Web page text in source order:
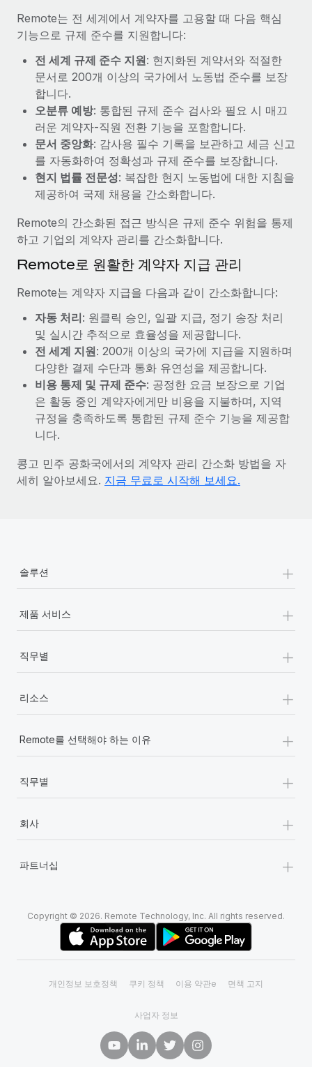
법인 설립
법인 설립을 빠르고 준법적으로 지원
글로벌 인재 이동 및 전근
직원 해외 이전을 간편하게 처리
복리후생
손쉬운 직원 복리후생 관리
계약자 관리
세금
블로그 둘러보기
블로그
Remote 제품 관련 소식: Gusto 및 Xero와의 통합과
Remote Contractor Management Plus
장 적합 사람을 찾아 채용 및 관리하고 급여를 지급하도록 돕는 것
입니다. 이를 위해 최근 몇 주 동안 새로운...
자세히 알아보기
Shootsta가 Remote를 통해 네 개의 시장에서 글로벌
채용을 확장한 방법
비디오 콘텐츠를 활용한 마케팅이 계속해서 인기를 끌면서, 기업들
에게는 흥미롭고 전문적인 비디오 제작이 어느 때보다 중요해졌습
니다. 그러나 대부분의 회사들은 그렇게 높은 품질의...
자세히 알아보기
Remote는 전 세계에서 계약자를 고용할 때 다음 핵심
기능으로 규제 준수를 지원합니다:
전 세계 규제 준수 지원: 현지화된 계약서와 적절한
문서로 200개 이상의 국가에서 노동법 준수를 보장
합니다.
오분류 예방: 통합된 규제 준수 검사와 필요 시 매끄
러운 계약자-직원 전환 기능을 포함합니다.
문서 중앙화: 감사용 필수 기록을 보관하고 세금 신고
를 자동화하여 정확성과 규제 준수를 보장합니다.
현지 법률 전문성: 복잡한 현지 노동법에 대한 지침을
제공하여 국제 채용을 간소화합니다.
Remote의 간소화된 접근 방식은 규제 준수 위험을 통제
하고 기업의 계약자 관리를 간소화합니다.
Remote로 원활한 계약자 지급 관리
Remote는 계약자 지급을 다음과 같이 간소화합니다:
자동 처리: 원클릭 승인, 일괄 지급, 정기 송장 처리
및 실시간 추적으로 효율성을 제공합니다.
전 세계 지원: 200개 이상의 국가에 지급을 지원하며
다양한 결제 수단과 통화 유연성을 제공합니다.
비용 통제 및 규제 준수: 공정한 요금 보장으로 기업
은 활동 중인 계약자에게만 비용을 지불하며, 지역
규정을 충족하도록 통합된 규제 준수 기능을 제공합
니다.
콩고 민주 공화국에서의 계약자 관리 간소화 방법을 자
세히 알아보세요. 지금 무료로 시작해 보세요.
솔루션 +
제품 서비스 +
직무별 +
리소스 +
Remote를 선택해야 하는 이유 +
직무별 +
회사 +
파트너십 +
Copyright © 2026. Remote Technology, Inc. All rights reserved.
개인정보 보호정책 쿠키 정책 이용 약관e 면책 고지
사업자 정보